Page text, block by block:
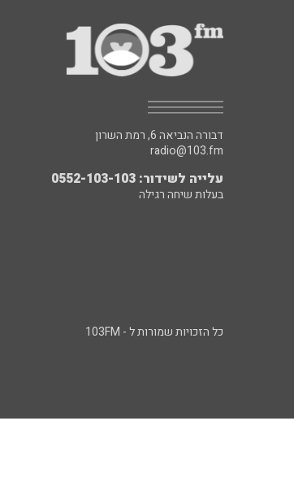
דבורה הנביאה 6, רמת השרון
radio@103.fm
עלייה לשידור: 0552-103-103
בעלות שיחה רגילה
כל הזכויות שמורות ל - 103FM